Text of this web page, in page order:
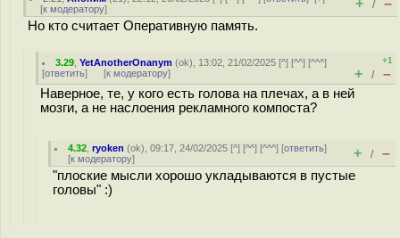
[к модератору] + / –
Но кто считает Оперативную память.
3.29 ,YetAnotherOnanym (ok), 13:02, 21/02/2025 [^] [^^] [^^^]
[ответить] [к модератору]
+1
+ / –
Наверное, те, у кого есть голова на плечах, а в ней
мозги, а не наслоения рекламного компоста?
4.32 ,ryoken (ok), 09:17, 24/02/2025 [^] [^^] [^^^] [ответить]
[к модератору] + / –
"плоские мысли хорошо укладываются в пустые
головы" :)